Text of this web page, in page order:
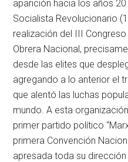
aparición hacia los años
Socialista Revolucionario
realización del III
Obrera Nacional,
desde las elites que
agregando a lo anterior el
que alentó las luchas
mundo. A esta
primer partido político
primera Convención
apresada toda su